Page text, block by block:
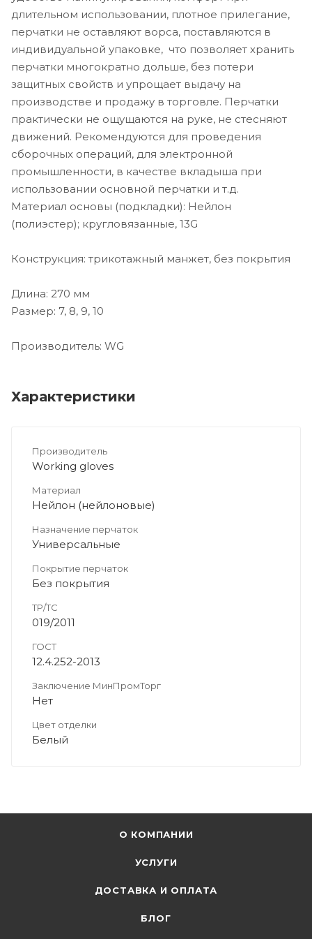
длительном использовании, плотное прилегание,
перчатки не оставляют ворса, поставляются в
индивидуальной упаковке, что позволяет хранить
перчатки многократно дольше, без потери
защитных свойств и упрощает выдачу на
производстве и продажу в торговле. Перчатки
практически не ощущаются на руке, не стесняют
движений. Рекомендуются для проведения
сборочных операций, для электронной
промышленности, в качестве вкладыша при
использовании основной перчатки и т.д.
Материал основы (подкладки): Нейлон
(полиэстер); кругловязанные, 13G
Конструкция: трикотажный манжет, без покрытия
Длина: 270 мм
Размер: 7, 8, 9, 10
Производитель: WG
Характеристики
Производитель
Working gloves
Материал
Нейлон (нейлоновые)
Назначение перчаток
Универсальные
Покрытие перчаток
Без покрытия
ТР/ТС
019/2011
ГОСТ
12.4.252-2013
Заключение МинПромТорг
Нет
Цвет отделки
Белый
О КОМПАНИИ
УСЛУГИ
ДОСТАВКА И ОПЛАТА
БЛОГ